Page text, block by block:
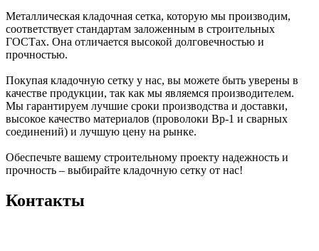
Металлическая кладочная сетка, которую мы производим,
соответствует стандартам заложенным в строительных
ГОСТах. Она отличается высокой долговечностью и
прочностью.
Покупая кладочную сетку у нас, вы можете быть уверены в
качестве продукции, так как мы являемся производителем.
Мы гарантируем лучшие сроки производства и доставки,
высокое качество материалов (проволоки Вр-1 и сварных
соединений) и лучшую цену на рынке.
Обеспечьте вашему строительному проекту надежность и
прочность – выбирайте кладочную сетку от нас!
Контакты